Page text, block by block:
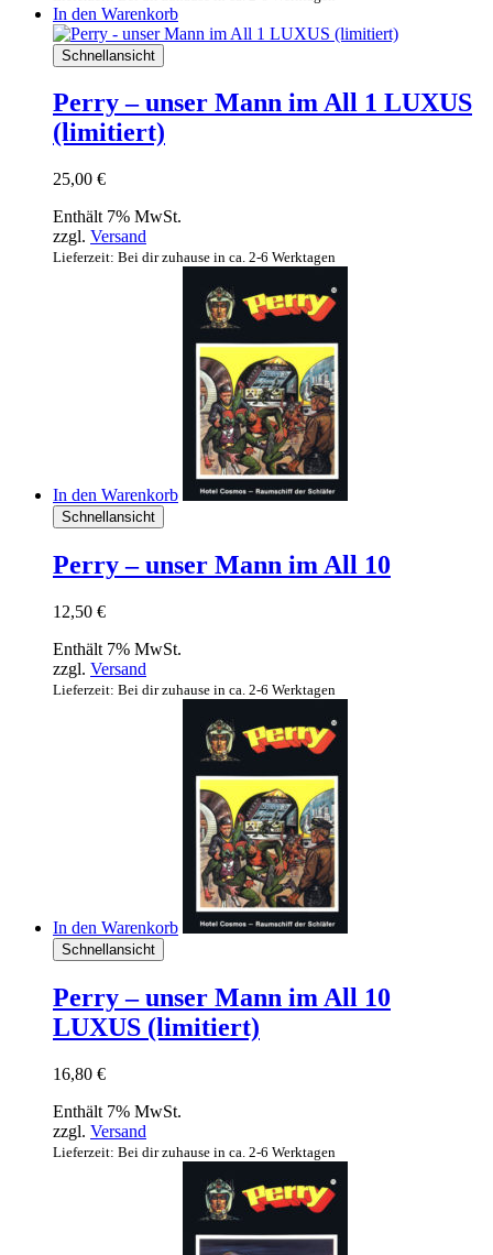
In den Warenkorb
Schnellansicht
Perry – unser Mann im All 1 LUXUS
(limitiert)
25,00 €
Enthält 7% MwSt.
zzgl. Versand
Lieferzeit: Bei dir zuhause in ca. 2-6 Werktagen
In den Warenkorb
Schnellansicht
Perry – unser Mann im All 10
12,50 €
Enthält 7% MwSt.
zzgl. Versand
Lieferzeit: Bei dir zuhause in ca. 2-6 Werktagen
In den Warenkorb
Schnellansicht
Perry – unser Mann im All 10
LUXUS (limitiert)
16,80 €
Enthält 7% MwSt.
zzgl. Versand
Lieferzeit: Bei dir zuhause in ca. 2-6 Werktagen